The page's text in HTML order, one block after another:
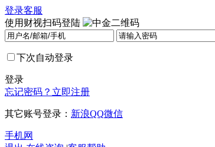
登录客服
使用财视扫码登陆
下次自动登录
登录
忘记密码？ 立即注册
其它账号登录： 新浪QQ微信
手机网